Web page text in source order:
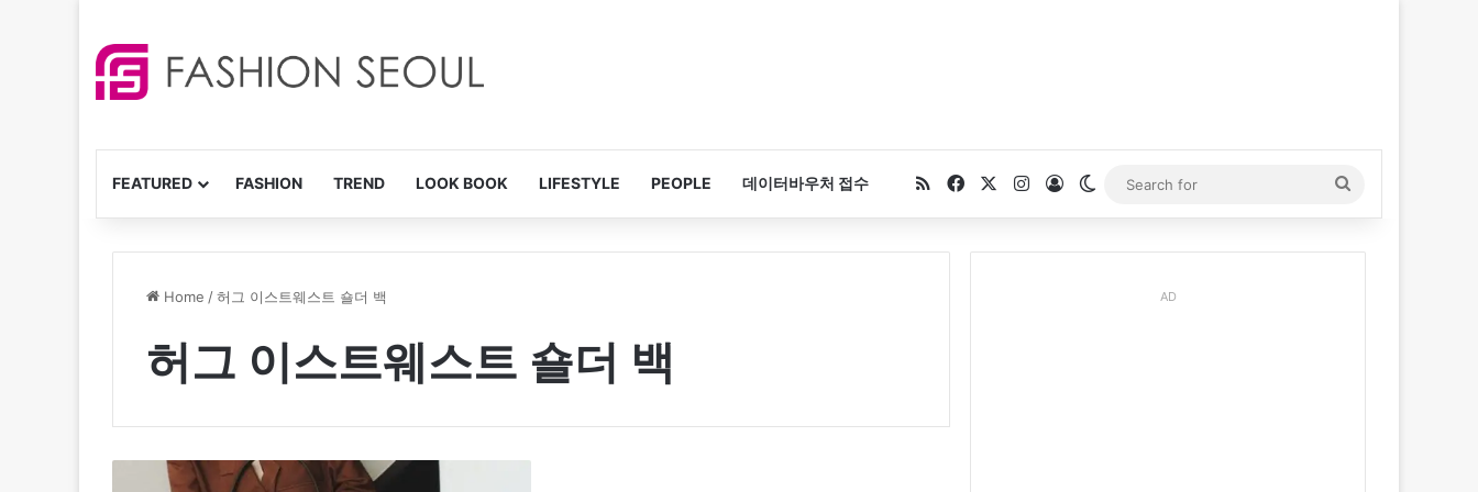
FEATURED FASHION TREND LOOK BOOK LIFESTYLE PEOPLE 데이터바우처 접수 RSS FacebookInstagram
Log InSwitch skin
for
Home /허그 이스트웨스트 숄더 백
허그 이스트웨스트 숄더 백
AD